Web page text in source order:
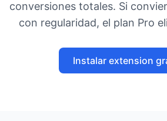
conversiones totales. Si
con regularidad, el plan Pro
Instalar extension